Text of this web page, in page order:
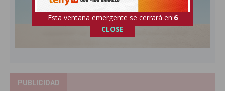
PUBLICIDAD
Esta ventana emergente se cerrará en:5
CLOSE